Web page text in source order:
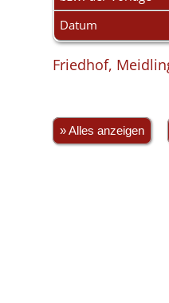
Datum
Friedhof,
» Alles anzeigen